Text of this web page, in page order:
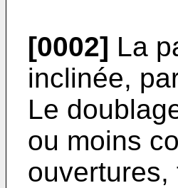
[0002] La
inclinée,
Le
ou moins
ouvertures,